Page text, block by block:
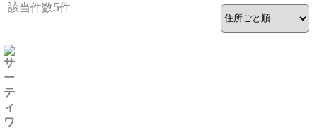
該当件数5件